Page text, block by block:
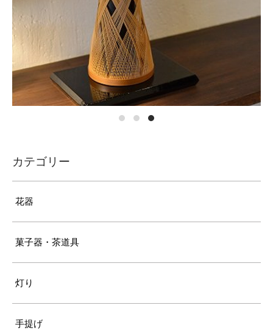
カテゴリー
花器
菓子器・茶道具
灯り
手提げ